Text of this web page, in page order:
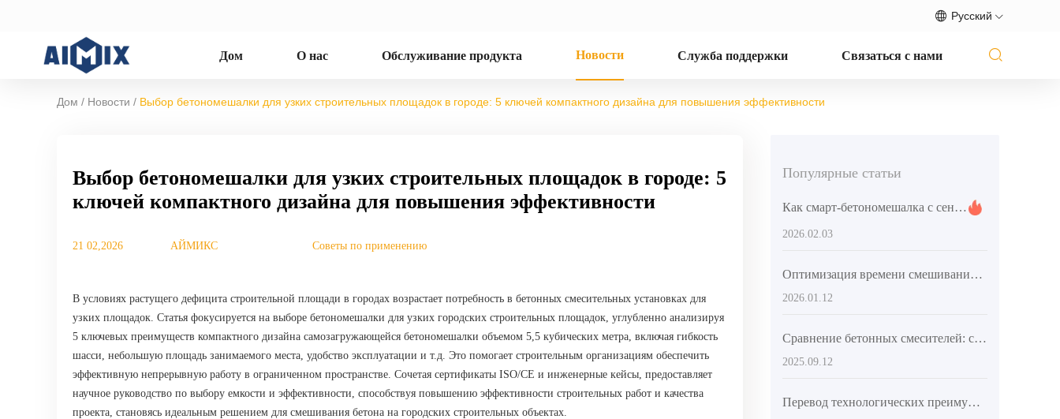
Русский
Дом О нас Обслуживание продукта Новости Служба поддержки Связаться с нами
Дом / Новости / Выбор бетономешалки для узких строительных площадок в городе: 5 ключей компактного дизайна для повышения эффективности
Выбор бетономешалки для узких строительных площадок в городе: 5
ключей компактного дизайна для повышения эффективности
21 02,2026 АЙМИКС Советы по применению
В условиях растущего дефицита строительной площади в городах возрастает потребность в бетонных смесительных установках для
узких площадок. Статья фокусируется на выборе бетономешалки для узких городских строительных площадок, углубленно анализируя
5 ключевых преимуществ компактного дизайна самозагружающейся бетономешалки объемом 5,5 кубических метра, включая гибкость
шасси, небольшую площадь занимаемого места, удобство эксплуатации и т.д. Это помогает строительным организациям обеспечить
эффективную непрерывную работу в ограниченном пространстве. Сочетая сертификаты ISO/CE и инженерные кейсы, предоставляет
научное руководство по выбору емкости и эффективности, способствуя повышению эффективности строительных работ и качества
проекта, становясь идеальным решением для смешивания бетона на городских строительных объектах.
Популярные статьи
Как смарт-бетономешалка с сенсорным экраном повышает эффективность управления мелкими и средними строительными объектами? Не пропустите ценные рекомендации для перехода в отрасли
2026.02.03
Оптимизация времени смешивания для улучшения однородности бетона: решение проблемы расслоения в сельском строительстве
2026.01.12
Сравнение бетонных смесителей: саморазгружающийся миксер против традиционного оборудования с анализом производительности и затрат
2025.09.12
Перевод технологических преимуществ в ощутимые пользы для пользователей